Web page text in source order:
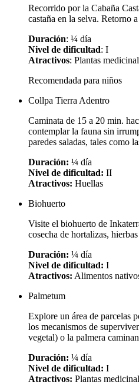
Recorrido por la Cabaña
castaña en la selva. Retorno
Duración: ¼ día
Nivel de dificultad: I
Atractivos: Plantas
Recomendada para niños
Collpa Tierra Adentro
Caminata de 15 a 20 min.
contemplar la fauna sin
paredes saladas, tales como
Duración: ¼ día
Nivel de dificultad: II
Atractivos: Huellas
Biohuerto
Visite el biohuerto de
cosecha de hortalizas,
Duración: ¼ día
Nivel de dificultad: I
Atractivos: Alimentos
Palmetum
Explore un área de parcelas
los mecanismos de
vegetal) o la palmera
Duración: ¼ día
Nivel de dificultad: I
Atractivos: Plantas